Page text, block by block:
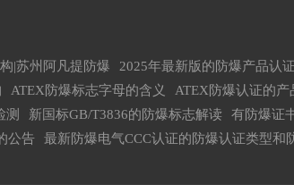
|苏州阿凡提防爆
2025年最新版的防爆产品认
ATEX防爆标志字母的含义
ATEX防爆认证的产
测 新国标GB/T3836的防爆标志解读
有防爆证
公告
最新防爆电气CCC认证的防爆认证类型和